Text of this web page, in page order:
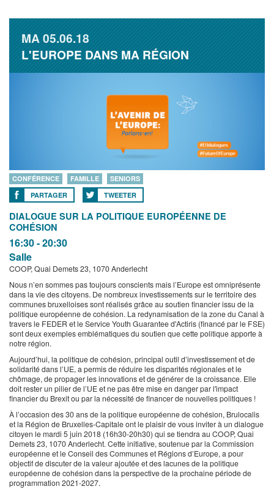
MA05.06.18
L'EUROPE DANS MA RÉGION
CONFÉRENCE FAMILLE
SENIORS
PARTAGER
TWEETER
DIALOGUE SUR LA POLITIQUE EUROPÉENNE DE
COHÉSION
16:30 - 20:30
Salle
COOP, Quai Demets 23, 1070 Anderlecht
Nous n’en sommes pas toujours conscients mais l’Europe est omniprésente
dans la vie des citoyens. De nombreux investissements sur le territoire des
communes bruxelloises sont réalisés grâce au soutien financier issu de la
politique européenne de cohésion. La redynamisation de la zone du Canal à
travers le FEDER et le Service Youth Guarantee d'Actiris (financé par le FSE)
sont deux exemples emblématiques du soutien que cette politique apporte à
notre région.
Aujourd’hui, la politique de cohésion, principal outil d’investissement et de
solidarité dans l’UE, a permis de réduire les disparités régionales et le
chômage, de propager les innovations et de générer de la croissance. Elle
doit rester un pilier de l’UE et ne pas être mise en danger par l'impact
financier du Brexit ou par la nécessité de financer de nouvelles politiques !
À l’occasion des 30 ans de la politique européenne de cohésion, Brulocalis
et la Région de Bruxelles-Capitale ont le plaisir de vous inviter à un dialogue
citoyen le mardi 5 juin 2018 (16h30-20h30) qui se tiendra au COOP, Quai
Demets 23, 1070 Anderlecht. Cette initiative, soutenue par la Commission
européenne et le Conseil des Communes et Régions d’Europe, a pour
objectif de discuter de la valeur ajoutée et des lacunes de la politique
européenne de cohésion dans la perspective de la prochaine période de
programmation 2021-2027.